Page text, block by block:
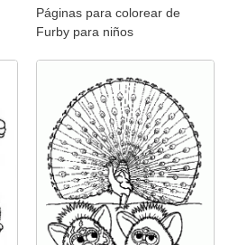
Páginas para colorear de
Furby para niños